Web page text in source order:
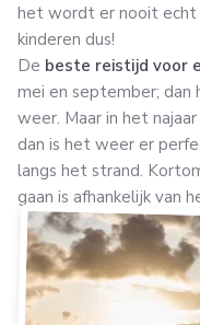
het wordt er nooit echt
kinderen dus!
De beste reistijd voor
mei en september; dan
weer. Maar in het
dan is het weer er
langs het strand.
gaan is afhankelijk van